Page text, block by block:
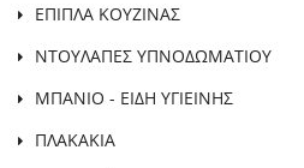
ΕΠΙΠΛΑ ΚΟΥΖΙΝΑΣ
ΝΤΟΥΛΑΠΕΣ ΥΠΝΟΔΩΜΑΤΙΟΥ
ΜΠΑΝΙΟ - ΕΙΔΗ ΥΓΙΕΙΝΗΣ
ΠΛΑΚΑΚΙΑ